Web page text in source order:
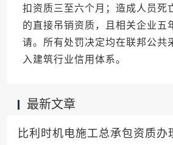
扣资质三至六个月；造成人员死
的直接吊销资质，且相关企业五
请。所有处罚决定均在联邦公共
入建筑行业信用体系。
最新文章
比利时机电施工总承包资质办